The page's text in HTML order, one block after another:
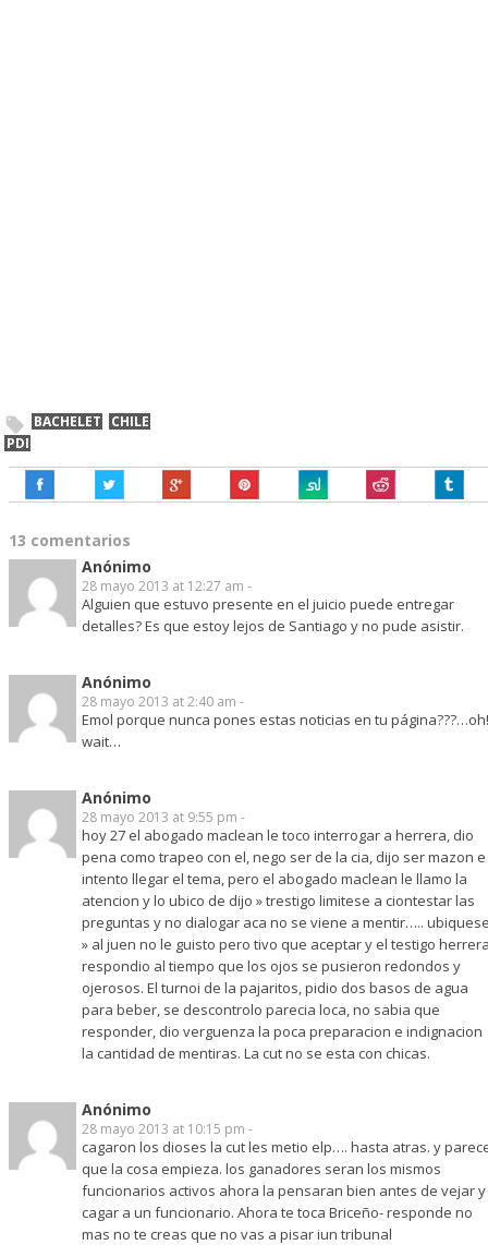
BACHELET CHILE
PDI
13 comentarios
Anónimo
28 mayo 2013 at 12:27 am -
Alguien que estuvo presente en el juicio puede entregar
detalles? Es que estoy lejos de Santiago y no pude asistir.
Anónimo
28 mayo 2013 at 2:40 am -
Emol porque nunca pones estas noticias en tu página???…oh!
wait…
Anónimo
28 mayo 2013 at 9:55 pm -
hoy 27 el abogado maclean le toco interrogar a herrera, dio
pena como trapeo con el, nego ser de la cia, dijo ser mazon e
intento llegar el tema, pero el abogado maclean le llamo la
atencion y lo ubico de dijo » trestigo limitese a ciontestar las
preguntas y no dialogar aca no se viene a mentir…..
» al juen no le guisto pero tivo que aceptar y el testigo
respondio al tiempo que los ojos se pusieron redondos y
ojerosos. El turnoi de la pajaritos, pidio dos basos de agua
para beber, se descontrolo parecia loca, no sabia que
responder, dio verguenza la poca preparacion e indignacion
la cantidad de mentiras. La cut no se esta con chicas.
Anónimo
28 mayo 2013 at 10:15 pm -
cagaron los dioses la cut les metio elp…. hasta atras. y
que la cosa empieza. los ganadores seran los mismos
funcionarios activos ahora la pensaran bien antes de vejar y
cagar a un funcionario. Ahora te toca Briceño- responde no
mas no te creas que no vas a pisar iun tribunal